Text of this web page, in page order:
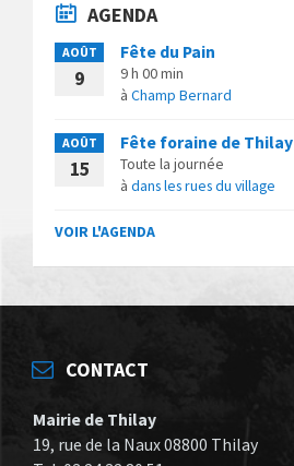
AGENDA
AOÛT
9
Fête du Pain
9 h 00 min
à Champ Bernard
AOÛT
15
Fête foraine de Thilay
Toute la journée
à dans les rues du village
VOIR L'AGENDA
CONTACT
Mairie de Thilay
19, rue de la Naux 08800 Thilay